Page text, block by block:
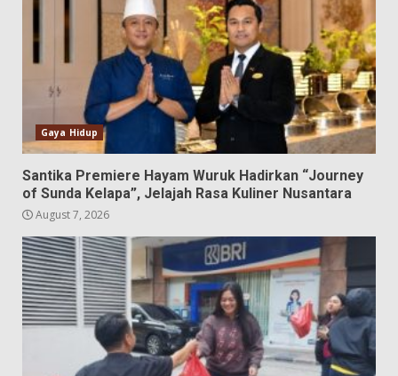
Gaya Hidup
Santika Premiere Hayam Wuruk Hadirkan “Journey
of Sunda Kelapa”, Jelajah Rasa Kuliner Nusantara
August 7, 2026